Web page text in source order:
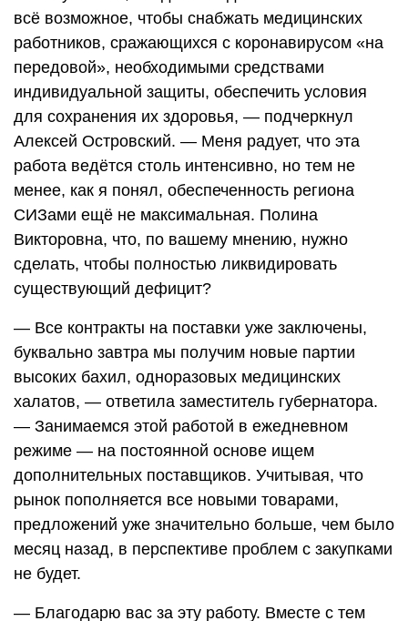
всё возможное, чтобы снабжать медицинских
работников, сражающихся с коронавирусом «на
передовой», необходимыми средствами
индивидуальной защиты, обеспечить условия
для сохранения их здоровья, — подчеркнул
Алексей Островский. — Меня радует, что эта
работа ведётся столь интенсивно, но тем не
менее, как я понял, обеспеченность региона
СИЗами ещё не максимальная. Полина
Викторовна, что, по вашему мнению, нужно
сделать, чтобы полностью ликвидировать
существующий дефицит?
— Все контракты на поставки уже заключены,
буквально завтра мы получим новые партии
высоких бахил, одноразовых медицинских
халатов, — ответила заместитель губернатора.
— Занимаемся этой работой в ежедневном
режиме — на постоянной основе ищем
дополнительных поставщиков. Учитывая, что
рынок пополняется все новыми товарами,
предложений уже значительно больше, чем было
месяц назад, в перспективе проблем с закупками
не будет.
— Благодарю вас за эту работу. Вместе с тем